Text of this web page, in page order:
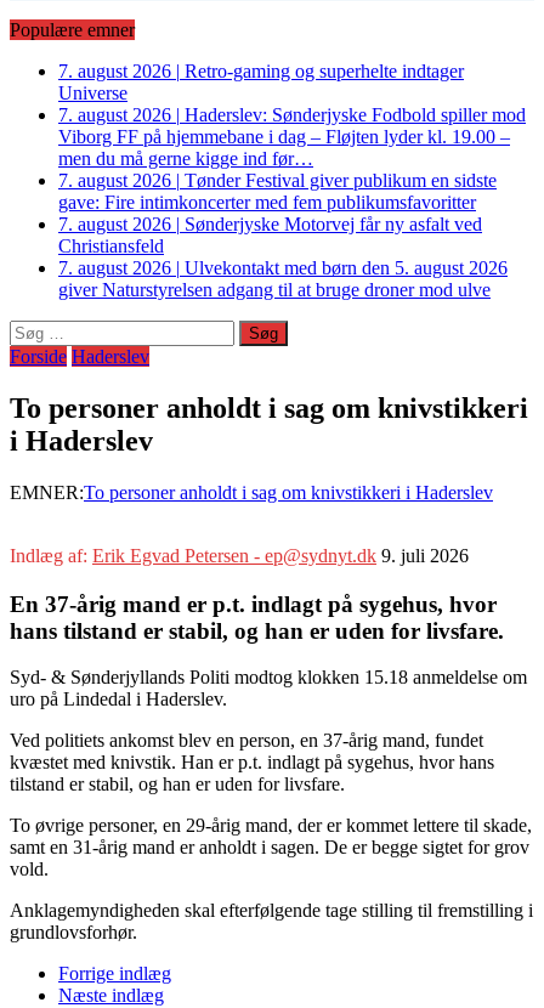
Populære emner
7. august 2026 | Retro-gaming og superhelte indtager
Universe
7. august 2026 | Haderslev: Sønderjyske Fodbold spiller mod
Viborg FF på hjemmebane i dag – Fløjten lyder kl. 19.00 –
men du må gerne kigge ind før…
7. august 2026 | Tønder Festival giver publikum en sidste
gave: Fire intimkoncerter med fem publikumsfavoritter
7. august 2026 | Sønderjyske Motorvej får ny asfalt ved
Christiansfeld
7. august 2026 | Ulvekontakt med børn den 5. august 2026
giver Naturstyrelsen adgang til at bruge droner mod ulve
Søg
efter:
Forside Haderslev
To personer anholdt i sag om knivstikkeri
i Haderslev
EMNER:To personer anholdt i sag om knivstikkeri i Haderslev
Indlæg af: Erik Egvad Petersen - ep@sydnyt.dk 9. juli 2026
En 37-årig mand er p.t. indlagt på sygehus, hvor
hans tilstand er stabil, og han er uden for livsfare.
Syd- & Sønderjyllands Politi modtog klokken 15.18 anmeldelse om
uro på Lindedal i Haderslev.
Ved politiets ankomst blev en person, en 37-årig mand, fundet
kvæstet med knivstik. Han er p.t. indlagt på sygehus, hvor hans
tilstand er stabil, og han er uden for livsfare.
To øvrige personer, en 29-årig mand, der er kommet lettere til skade,
samt en 31-årig mand er anholdt i sagen. De er begge sigtet for grov
vold.
Anklagemyndigheden skal efterfølgende tage stilling til fremstilling i
grundlovsforhør.
Forrige indlæg
Næste indlæg